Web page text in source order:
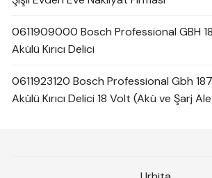
0611909000 Bosch Professional GBH
Akülü Kırıcı Delici
0611923120 Bosch Professional Gbh
Akülü Kırıcı Delici 18 Volt (Akü ve Şarj